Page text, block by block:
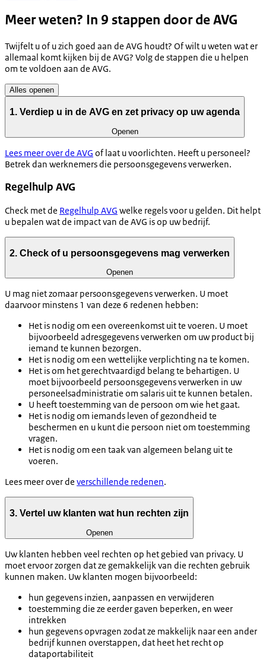
Meer weten? In 9 stappen door de AVG
Twijfelt u of u zich goed aan de AVG houdt? Of wilt u weten wat er
allemaal komt kijken bij de AVG? Volg de stappen die u helpen
om te voldoen aan de AVG.
Alles openen
1. Verdiep u in de AVG en zet privacy op uw agenda
Openen
Lees meer over de AVG of laat u voorlichten. Heeft u personeel?
Betrek dan werknemers die persoonsgegevens verwerken.
Regelhulp AVG
Check met de Regelhulp AVG welke regels voor u gelden. Dit helpt
u bepalen wat de impact van de AVG is op uw bedrijf.
2. Check of u persoonsgegevens mag verwerken
Openen
U mag niet zomaar persoonsgegevens verwerken. U moet
daarvoor minstens 1 van deze 6 redenen hebben:
Het is nodig om een overeenkomst uit te voeren. U moet
bijvoorbeeld adresgegevens verwerken om uw product bij
iemand te kunnen bezorgen.
Het is nodig om een wettelijke verplichting na te komen.
Het is om het gerechtvaardigd belang te behartigen. U
moet bijvoorbeeld persoonsgegevens verwerken in uw
personeelsadministratie om salaris uit te kunnen betalen.
U heeft toestemming van de persoon om wie het gaat.
Het is nodig om iemands leven of gezondheid te
beschermen en u kunt die persoon niet om toestemming
vragen.
Het is nodig om een taak van algemeen belang uit te
voeren.
Lees meer over de verschillende redenen.
3. Vertel uw klanten wat hun rechten zijn
Openen
Uw klanten hebben veel rechten op het gebied van privacy. U
moet ervoor zorgen dat ze gemakkelijk van die rechten gebruik
kunnen maken. Uw klanten mogen bijvoorbeeld:
hun gegevens inzien, aanpassen en verwijderen
toestemming die ze eerder gaven beperken, en weer
intrekken
hun gegevens opvragen zodat ze makkelijk naar een ander
bedrijf kunnen overstappen, dat heet het recht op
dataportabiliteit